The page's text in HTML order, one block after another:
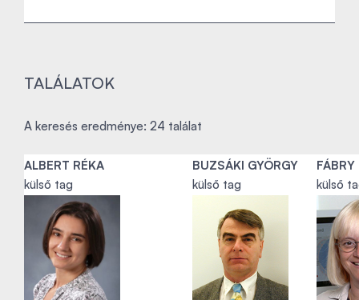
TALÁLATOK
A keresés eredménye: 24 találat
ALBERT RÉKA
külső tag
BUZSÁKI GYÖRGY
külső tag
külső